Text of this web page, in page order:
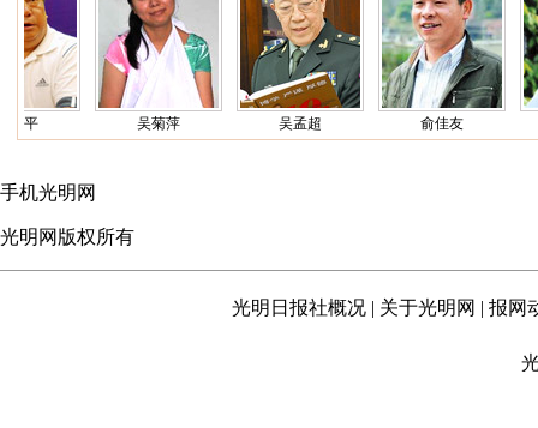
吴菊萍 吴孟超 俞佳友
手机光明网
光明网版权所有
光明日报社概况 | 关于光明网 | 报网